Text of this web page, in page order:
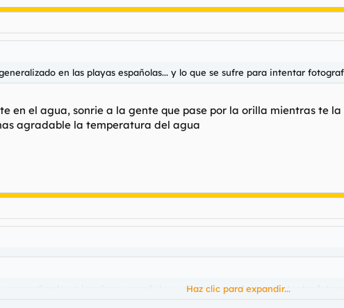
en las playas españolas... y lo que se sufre para intentar
en el agua, sonrie a la gente que pase por la orilla mientras te
agradable la temperatura del agua
generalizado en las playas españolas... y lo que se sufre para intentar
Haz clic para expandir...